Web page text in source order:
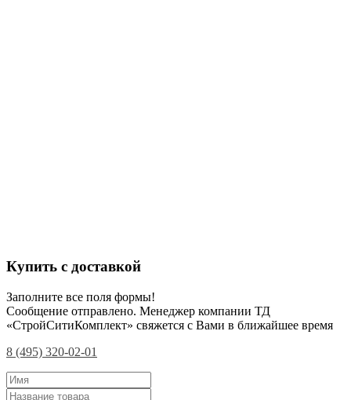
Купить с доставкой
Заполните все поля формы!
Сообщение отправлено. Менеджер компании ТД
«СтройСитиКомплект» свяжется с Вами в ближайшее время
8 (495) 320-02-01